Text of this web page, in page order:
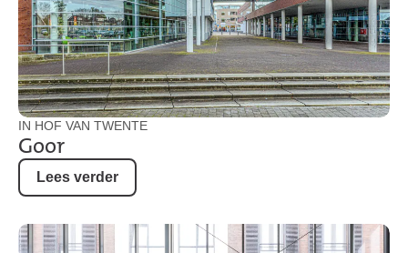
Lees verder
IN HOF VAN TWENTE
Goor